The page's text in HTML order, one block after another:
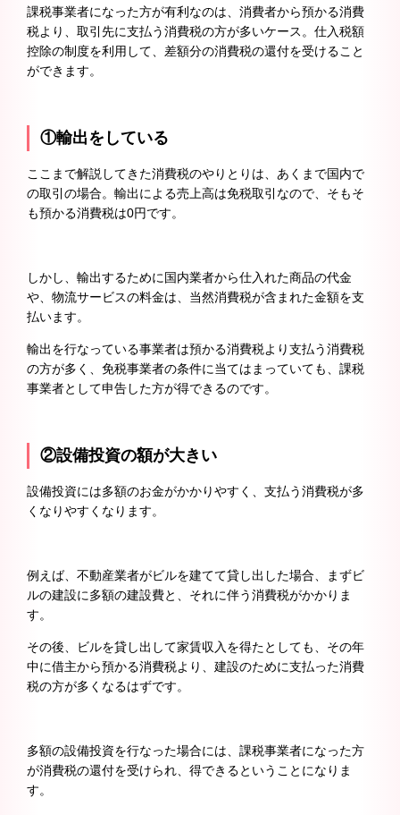
課税事業者になった方が有利なのは、消費者から預かる消費
税より、取引先に支払う消費税の方が多いケース。仕入税額
控除の制度を利用して、差額分の消費税の還付を受けること
ができます。
①輸出をしている
ここまで解説してきた消費税のやりとりは、あくまで国内で
の取引の場合。輸出による売上高は免税取引なので、そもそ
も預かる消費税は0円です。
しかし、輸出するために国内業者から仕入れた商品の代金
や、物流サービスの料金は、当然消費税が含まれた金額を支
払います。
輸出を行なっている事業者は預かる消費税より支払う消費税
の方が多く、免税事業者の条件に当てはまっていても、課税
事業者として申告した方が得できるのです。
②設備投資の額が大きい
設備投資には多額のお金がかかりやすく、支払う消費税が多
くなりやすくなります。
例えば、不動産業者がビルを建てて貸し出した場合、まずビ
ルの建設に多額の建設費と、それに伴う消費税がかかりま
す。
その後、ビルを貸し出して家賃収入を得たとしても、その年
中に借主から預かる消費税より、建設のために支払った消費
税の方が多くなるはずです。
多額の設備投資を行なった場合には、課税事業者になった方
が消費税の還付を受けられ、得できるということになりま
す。